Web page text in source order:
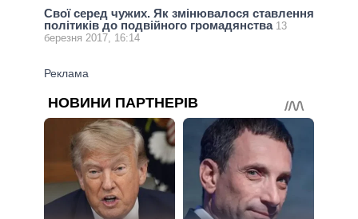
Свої серед чужих. Як змінювалося ставлення
політиків до подвійного громадянства 13
березня 2017, 16:14